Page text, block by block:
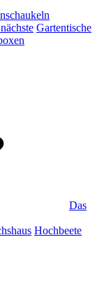
Gartentische
Das
Hochbeete